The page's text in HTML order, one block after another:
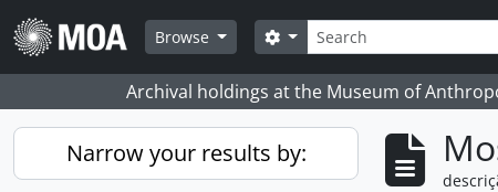
Skip to main content
Browse
Pesquisar
Search options
Archival holdings at the Museum of
Narrow your results by: